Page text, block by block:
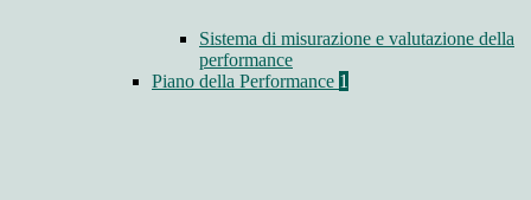
Sistema di misurazione e valutazione della
performance
Piano della Performance 1